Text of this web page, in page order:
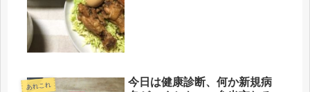
あれこれ
今日は健康診断、何か新規病